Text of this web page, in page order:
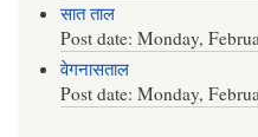
सात ताल
Post date:Monday,
वेगनासताल
Post date:Monday,